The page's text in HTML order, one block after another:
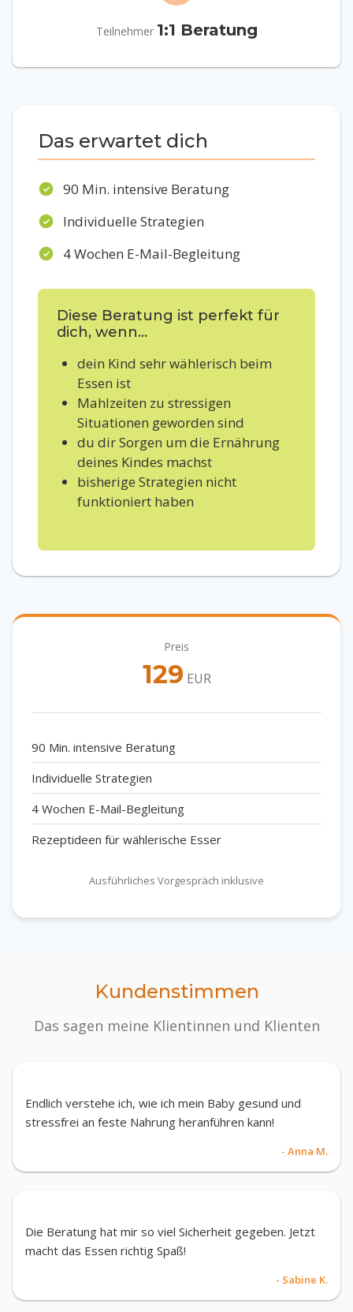
Teilnehmer 1:1 Beratung
Das erwartet dich
90 Min. intensive Beratung
Individuelle Strategien
4 Wochen E-Mail-Begleitung
Diese Beratung ist perfekt für
dich, wenn...
dein Kind sehr wählerisch beim
Essen ist
Mahlzeiten zu stressigen
Situationen geworden sind
du dir Sorgen um die Ernährung
deines Kindes machst
bisherige Strategien nicht
funktioniert haben
Preis
129 EUR
90 Min. intensive Beratung
Individuelle Strategien
4 Wochen E-Mail-Begleitung
Rezeptideen für wählerische Esser
Ausführliches Vorgespräch inklusive
Kundenstimmen
Das sagen meine Klientinnen und Klienten
Endlich verstehe ich, wie ich mein Baby gesund und
stressfrei an feste Nahrung heranführen kann!
- Anna M.
Die Beratung hat mir so viel Sicherheit gegeben. Jetzt
macht das Essen richtig Spaß!
- Sabine K.